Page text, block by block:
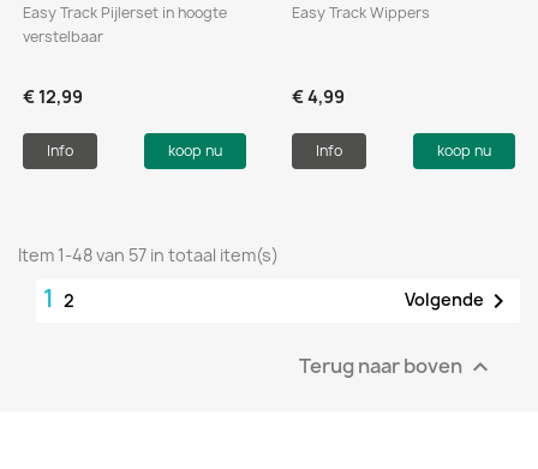
Easy Track Pijlerset in hoogte
verstelbaar
€ 12,99
Info koop nu
Easy Track Wippers
€ 4,99
Info koop nu
Item 1-48 van 57 in totaal item(s)
1 2 Volgende 
Terug naar boven 